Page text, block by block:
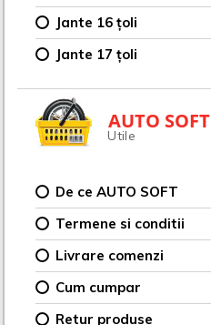
Jante 16 țoli
Jante 17 țoli
AUTO SOFT
Utile
De ce AUTO SOFT
Termene si conditii
Livrare comenzi
Cum cumpar
Retur produse